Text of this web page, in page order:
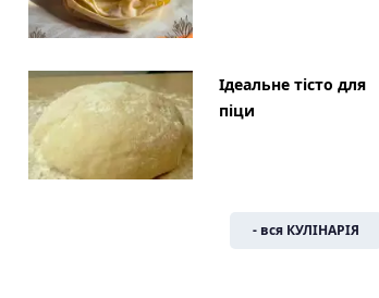
Ідеальне тісто для
піци
- вся КУЛІНАРІЯ